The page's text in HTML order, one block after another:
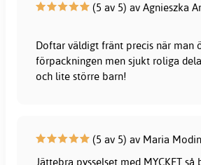
(5 av 5) av Agnieszka
Doftar väldigt fränt precis när man
förpackningen men sjukt roliga
och lite större barn!
(5 av 5) av Maria Modin
Jättebra pysselset med MYCKET